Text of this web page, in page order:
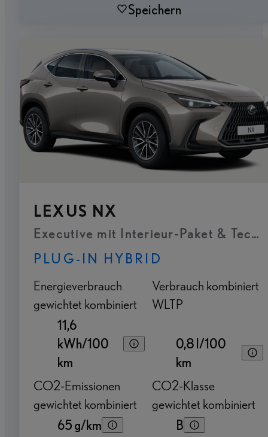
Speichern
LEXUS NX
Executive mit Interieur-Paket &
PLUG-IN HYBRID
Energieverbrauch
gewichtet kombiniert
11,6
kWh/100
km
Verbrauch kombiniert
WLTP
0,8 l/100
km
CO2-Emissionen
gewichtet kombiniert
65 g/km
CO2-Klasse
gewichtet kombiniert
B